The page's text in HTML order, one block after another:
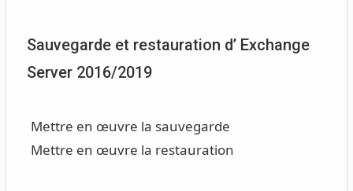
Sauvegarde et restauration d’ Exchange
Server 2016/2019
Mettre en œuvre la sauvegarde
Mettre en œuvre la restauration